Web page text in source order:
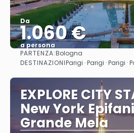
Da
1.060 €
a persona
Vedere
PARTENZA:Bologna
DESTINAZIONIParigi · Parigi · Parigi ·
EXPLORE CITY
New York
Grande Mela